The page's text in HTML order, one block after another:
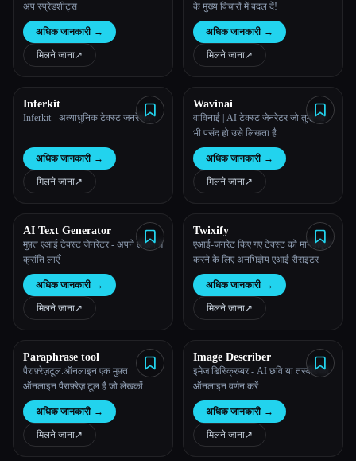
अप स्प्रेडशीट्स
अधिक जानकारी →
मिलने जाना↗︎
के मुख्य विचारों में बदल दें!
अधिक जानकारी →
मिलने जाना↗︎
Inferkit
Inferkit - अत्याधुनिक टेक्स्ट जनरेशन।
अधिक जानकारी →
मिलने जाना↗︎
Wavinai
वाविनाई | AI टेक्स्ट जेनरेटर जो तुम्हेंं जो
भी पसंद हो उसे लिखता है
अधिक जानकारी →
मिलने जाना↗︎
AI Text Generator
मुफ़्त एआई टेक्स्ट जेनरेटर - अपने लेखन में
क्रांति लाएँ
अधिक जानकारी →
मिलने जाना↗︎
Twixify
एआई-जनरेट किए गए टेक्स्ट को मानवीकृत
करने के लिए अनभिज्ञेय एआई रीराइटर
अधिक जानकारी →
मिलने जाना↗︎
Paraphrase tool
पैराफ़्रेज़टूल.ऑनलाइन एक मुफ़्त
ऑनलाइन पैराफ़्रेज़ टूल है जो लेखकों को
वाक्यों, पैराग्राफ़ों, लेखों और निबंधों को
फिर से लिखने में मदद करता है
अधिक जानकारी →
मिलने जाना↗︎
Image Describer
इमेज डिस्क्रिप्बर - AI छवि या तस्वीर का
ऑनलाइन वर्णन करें
अधिक जानकारी →
मिलने जाना↗︎